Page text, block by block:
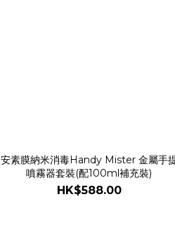
安素膜納米消毒Handy Mister 金屬手
噴霧器套裝(配100ml補充裝)
HK$588.00